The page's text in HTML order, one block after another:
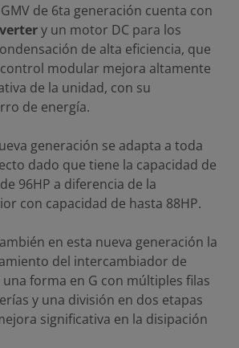
de 6ta generación cuenta con
y un motor DC para los
de alta eficiencia, que
modular mejora altamente
de la unidad, con su
de energía.
generación se adapta a toda
dado que tiene la capacidad de
96HP a diferencia de la
con capacidad de hasta 88HP.
en esta nueva generación la
del intercambiador de
forma en G con múltiples filas
y una división en dos etapas
significativa en la disipación